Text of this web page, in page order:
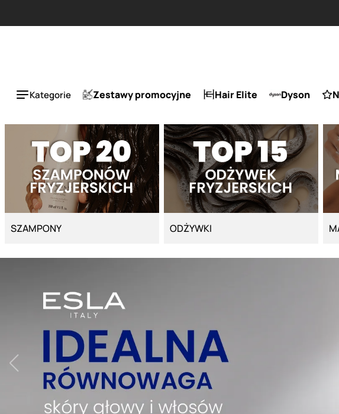
Kategorie Zestawy promocyjne Hair Elite Dyson
SZAMPONY ODŻYWKI